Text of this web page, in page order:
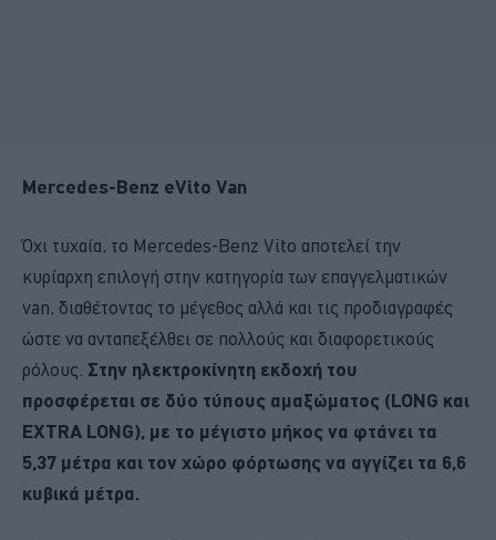
Mercedes-Benz eVito Van
Όχι τυχαία, το Mercedes-Benz Vito αποτελεί την
κυρίαρχη επιλογή στην κατηγορία των επαγγελματικών
van, διαθέτοντας το μέγεθος αλλά και τις προδιαγραφές
ώστε να ανταπεξέλθει σε πολλούς και διαφορετικούς
ρόλους. Στην ηλεκτροκίνητη εκδοχή του
προσφέρεται σε δύο τύπους αμαξώματος (LONG και
EXTRA LONG), με το μέγιστο μήκος να φτάνει τα
5,37 μέτρα και τον χώρο φόρτωσης να αγγίζει τα 6,6
κυβικά μέτρα.